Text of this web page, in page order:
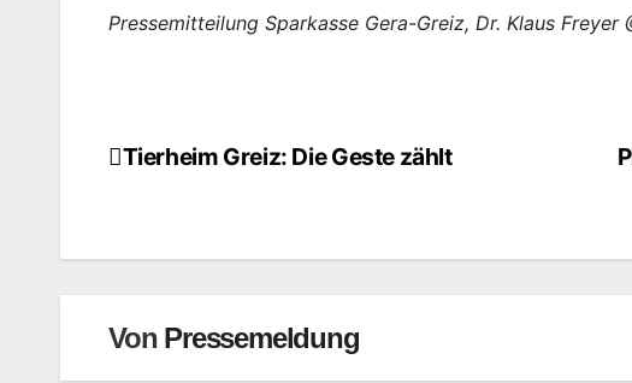
Pressemitteilung Sparkasse Gera-Greiz, Dr. Klaus Freyer
Beitragsnavigation
Tierheim Greiz: Die Geste zählt
Von Pressemeldung